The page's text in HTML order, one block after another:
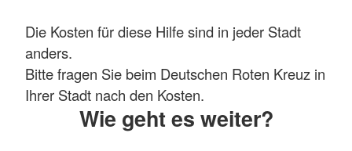
Die Kosten für diese Hilfe sind in jeder Stadt
anders.
Bitte fragen Sie beim Deutschen Roten Kreuz in
Ihrer Stadt nach den Kosten.
Wie geht es weiter?